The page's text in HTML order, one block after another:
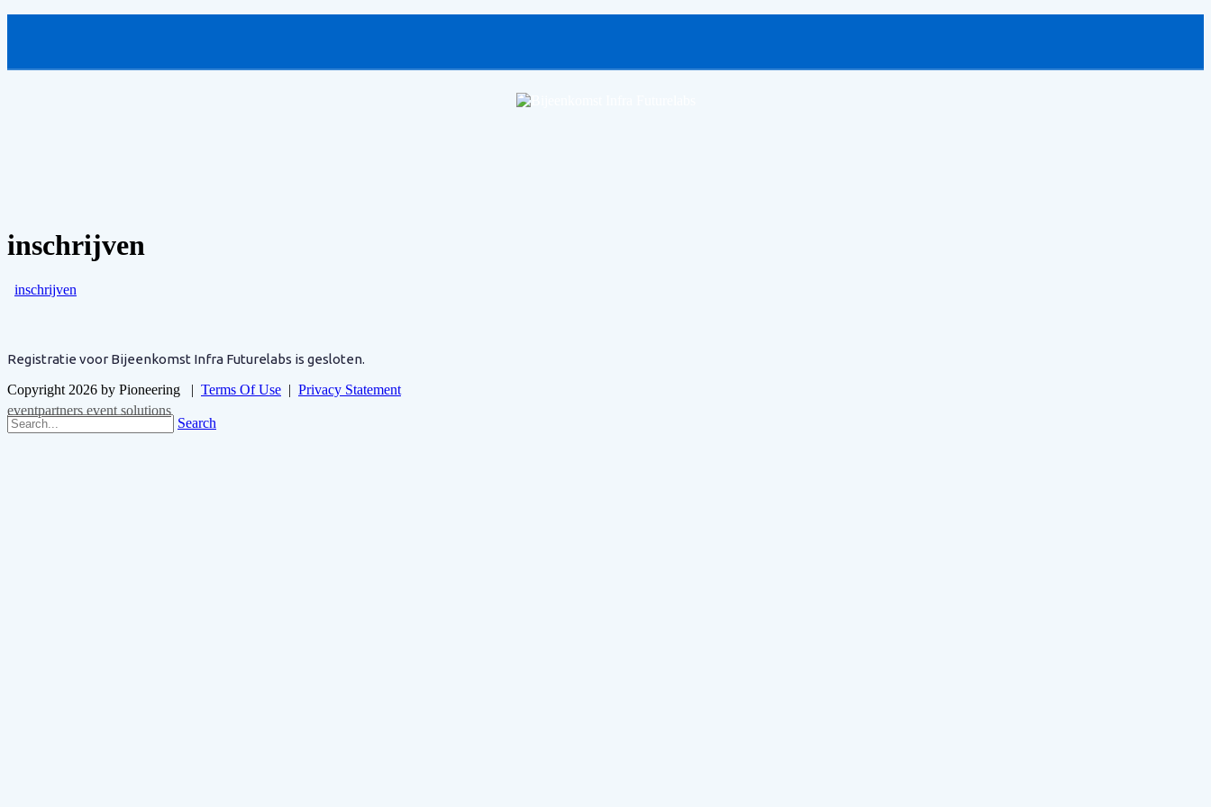
inschrijven
inschrijven
Registratie voor Bijeenkomst Infra Futurelabs is gesloten.
Copyright 2026 by Pioneering | Terms Of Use | Privacy Statement
eventpartners event solutions
Search